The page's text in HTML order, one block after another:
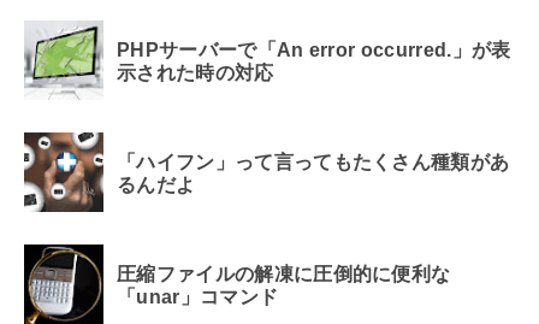
PHPサーバーで「An error occurred.」が表
示された時の対応
「ハイフン」って言ってもたくさん種類があ
るんだよ
圧縮ファイルの解凍に圧倒的に便利な
「unar」コマンド